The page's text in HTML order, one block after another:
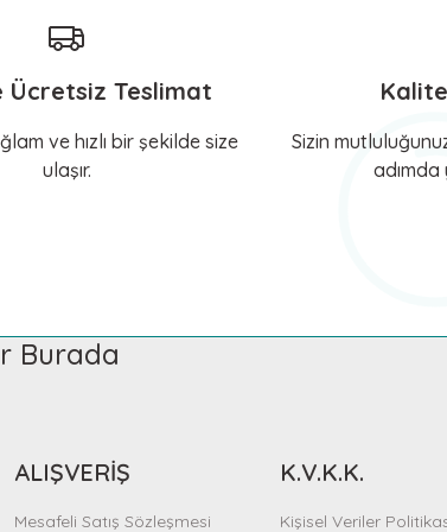
Sepete Ekle
Ücretsiz Teslimat
ve hızlı bir şekilde size
ulaşır.
Sizin
adımda
Burada
ALIŞVERİŞ
Mesafeli Satış Sözleşmesi
K.V.K.K.
Kişisel Veriler